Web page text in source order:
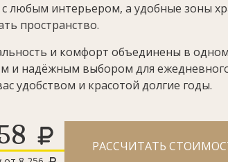
с любым интерьером, а удобные зоны
пространство.
и комфорт объединены в
и надёжным выбором для
удобством и красотой долгие годы.
РАССЧИТАТЬ